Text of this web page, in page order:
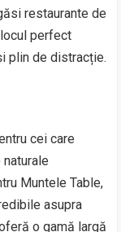
restaurante de
perfect
plin de distracție.
cei care
Muntele Table,
asupra
o gamă largă